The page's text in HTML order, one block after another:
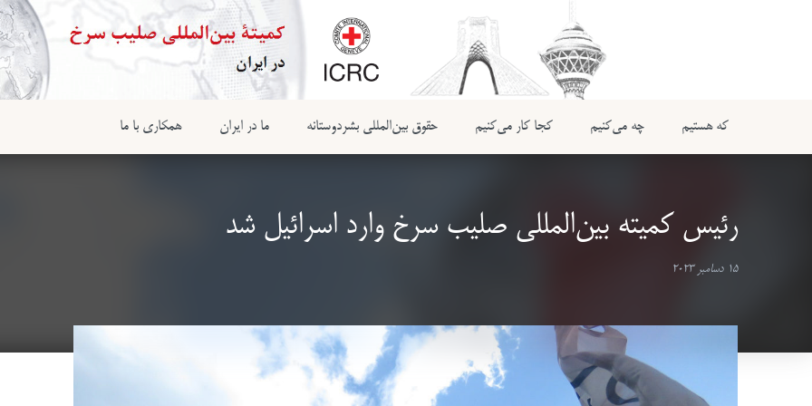
که هستیم چه می‌کنیم کجا کار می‌کنیم حقوق بین‌المللی بشردوستانه ما در ایران همکاری با ما
رئیس کمیته بین‌المللی صلیب سرخ وارد اسرائیل شد
15 دسامبر 2023